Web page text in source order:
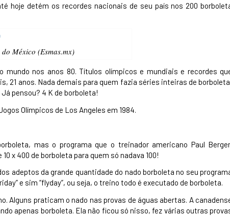
hoje detém os recordes nacionais de seu país nos 200
México (Esmas.mx)
mundo nos anos 80. Títulos olímpicos e mundiais e recordes
21 anos. Nada demais para quem fazia séries inteiras de
pensou? 4 K de borboleta!
Olímpicos de Los Angeles em 1984.
mas o programa que o treinador americano Paul
x 400 de borboleta para quem só nadava 100!
adeptos da grande quantidade do nado borboleta no seu
e sim “flyday”, ou seja, o treino todo é executado de borboleta.
Alguns praticam o nado nas provas de águas abertas. A
apenas borboleta. Ela não ficou só nisso, fez várias outras